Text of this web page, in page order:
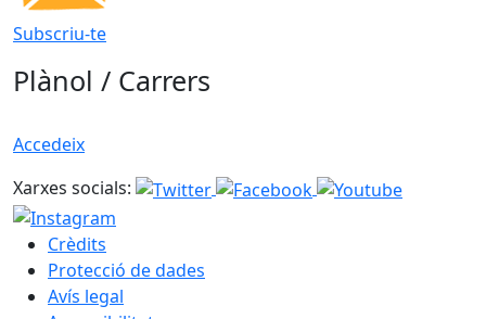
Subscriu-te
Plànol / Carrers
Accedeix
Xarxes socials:
Crèdits
Protecció de dades
Avís legal